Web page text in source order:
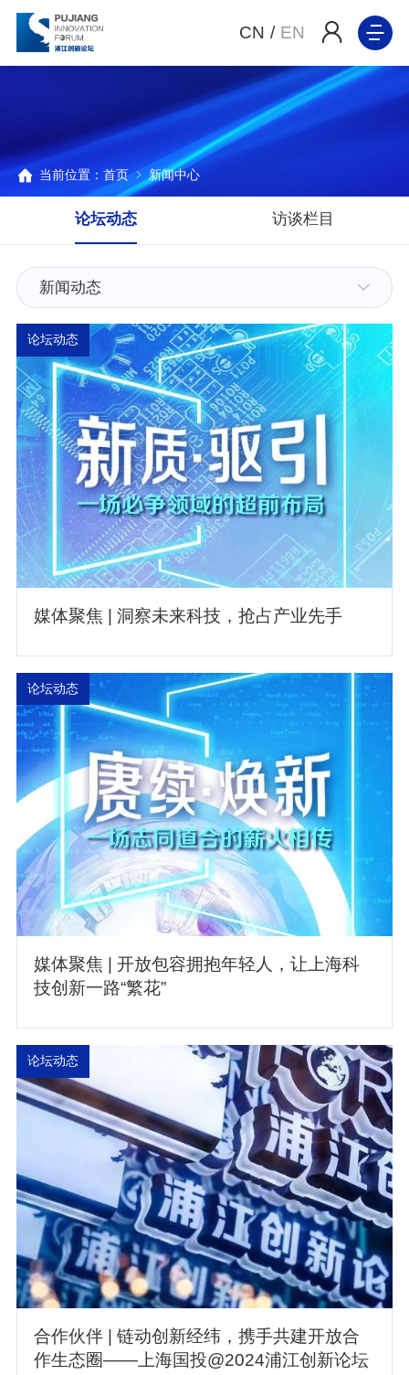
CN / EN
当前位置： 首页 新闻中心
论坛动态 访谈栏目
新闻动态
论坛动态
媒体聚焦 | 洞察未来科技，抢占产业先手
论坛动态
媒体聚焦 | 开放包容拥抱年轻人，让上海科
技创新一路“繁花”
论坛动态
合作伙伴 | 链动创新经纬，携手共建开放合
作生态圈——上海国投@2024浦江创新论坛